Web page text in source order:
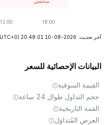
آخر تحديث: 2026-08-10 20:48:01 (UTC+0)
البيانات الإحصائية للسعر
القيمة السوقية
حجم التداول طوال 24 ساعة
القمة التاريخية
العرض المُتداوَل